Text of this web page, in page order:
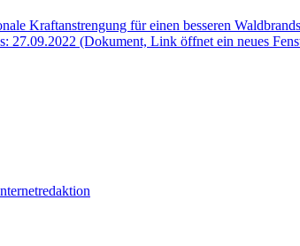
Kraftanstrengung für einen besseren
27.09.2022 (Dokument, Link öffnet ein neues